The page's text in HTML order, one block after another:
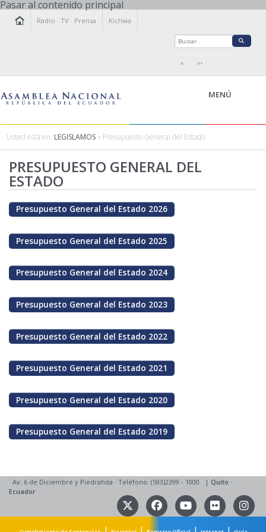
Pasar al contenido principal
Radio ·TV · Prensa Kichwa
A- A+
MENÚ
LA ASAMBLEA
LEGISLAMOS
FISCALIZAMOS
TRANSPARENCIA
PARTICIPACIÓN
RELACIONES INTERNACIONALES
AGENDA
Usted está en: LEGISLAMOS » Presupuesto General del Estado
PRESUPUESTO GENERAL DEL
ESTADO
Presupuesto General del Estado 2026
Presupuesto General del Estado 2025
Presupuesto General del Estado 2024
Presupuesto General del Estado 2023
Presupuesto General del Estado 2022
Presupuesto General del Estado 2021
Presupuesto General del Estado 2020
Presupuesto General del Estado 2019
Av. 6 de Diciembre y Piedrahita · Teléfono: (593)2399 - 1000 | Quito ·
Ecuador